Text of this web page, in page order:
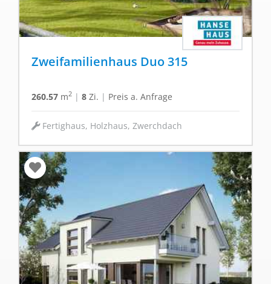
Zweifamilienhaus Duo 315
260.57 m2 | 8 Zi. | Preis a. Anfrage
Fertighaus, Holzhaus, Zwerchdach